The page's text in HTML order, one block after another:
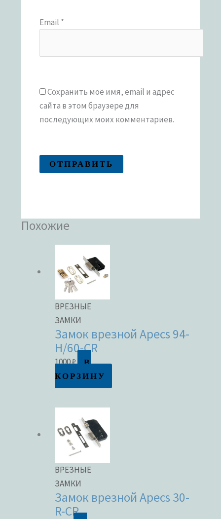
Email *
Сохранить моё имя, email и адрес
сайта в этом браузере для
последующих моих комментариев.
Похожие
ВРЕЗНЫЕ
ЗАМКИ
Замок врезной Apecs 94-
H/60-CR
1000₽
В
КОРЗИНУ
ВРЕЗНЫЕ
ЗАМКИ
Замок врезной Apecs 30-
R-CR